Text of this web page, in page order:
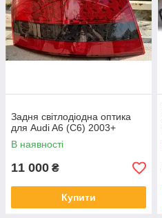
Задня світлодіодна оптика
для Audi A6 (C6) 2003+
В наявності
11 000 ₴
Купити